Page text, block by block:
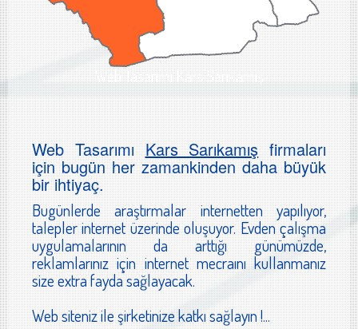
Web Tasarımı Kars Sarıkamış
Web TasarımıKars Sarıkamışfirmaları
için bugün her zamankinden daha büyük
bir ihtiyaç.
Bugünlerde araştırmalar internetten yapılıyor,
talepler internet üzerinde oluşuyor. Evden çalışma
uygulamalarının da arttığı günümüzde,
reklamlarınız için internet mecraını kullanmanız
size extra fayda sağlayacak.
Web siteniz ile şirketinize katkı sağlayın !...